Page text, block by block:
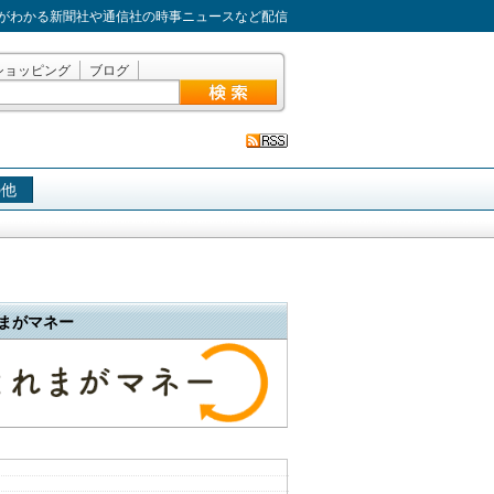
わかる新聞社や通信社の時事ニュースなど配信
ョッピング ブログ
がマネー